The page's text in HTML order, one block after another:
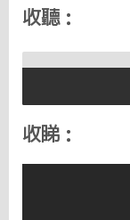
收聽：
收睇：